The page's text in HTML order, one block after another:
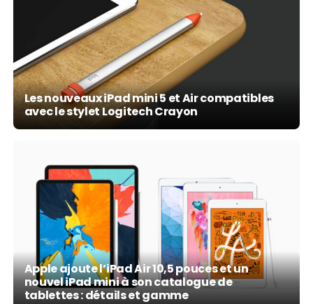
Les nouveaux iPad mini 5 et Air compatibles
avec le stylet Logitech Crayon
Apple ajoute l’iPad Air 10,5 pouces et un
nouvel iPad mini à son catalogue de
tablettes : détails et gamme